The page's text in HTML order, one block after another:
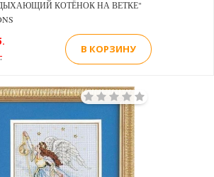
КОТЁНОК НА ВЕТКЕ"
В КОРЗИНУ